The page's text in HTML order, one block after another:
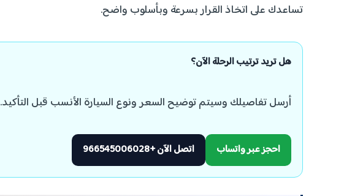
تساعدك على اتخاذ القرار بسرعة وبأسلوب واضح.
هل تريد ترتيب الرحلة الآن؟
أرسل تفاصيلك وسيتم توضيح السعر ونوع السيارة الأنسب قبل التأكيد.
احجز عبر واتساب اتصل الآن +966545006028